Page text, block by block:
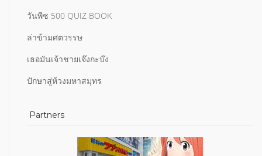
วันพีซ 500 QUIZ BOOK
ล่าข้ามศตวรรษ
เธอมันเจ้าชายเจ๊งกะบ๊ง
ปักษาสู่ห้วงมหาสมุทร
Partners